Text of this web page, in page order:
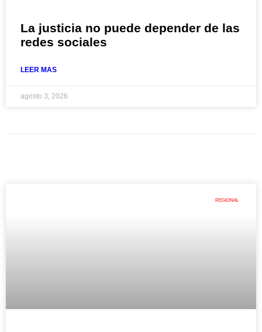
La justicia no puede depender de las
redes sociales
LEER MAS
agosto 3, 2026
REGIONAL